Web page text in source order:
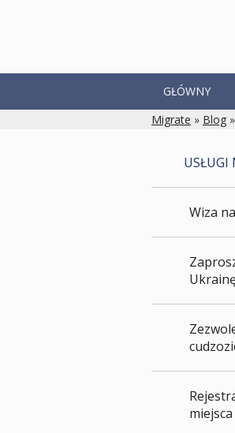
GŁÓWNY
Migrate » Blog »
USŁUGI
Wiza